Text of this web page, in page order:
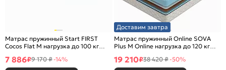
Матрас пружинный Start FIRST
Cocos Flat M нагрузка до 100 кг
7 886₽9 170 ₽-14%
Доставим завтра
Матрас пружинный Online SOVA
Plus M Online нагрузка до 120 кг
19 210₽38 420 ₽-50%